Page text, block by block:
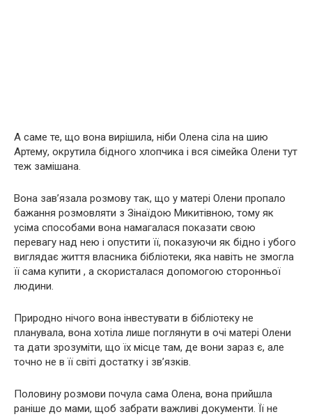
А саме те, що вона вирішила, ніби Олена сіла на шию
Артему, окрутила бідного хлопчика і вся сімейка Олени тут
теж замішана.
Вона зав’язала розмову так, що у матері Олени пропало
бажання розмовляти з Зінаїдою Микитівною, тому як
усіма способами вона намагалася показати свою
перевагу над нею і опустити її, показуючи як бідно і убoго
виглядає життя власника бібліотеки, яка навіть не змогла
її сама купити , а скористалася допомогою сторонньої
людини.
Природно нічого вона інвестувати в бібліотеку не
планувала, вона хотіла лише поглянути в очі матері Олени
та дати зрозуміти, що їх місце там, де вони зараз є, але
точно не в її світі достатку і зв’язків.
Половину розмови почула сама Олена, вона прийшла
раніше до мами, щоб забрати важливі документи. Її не